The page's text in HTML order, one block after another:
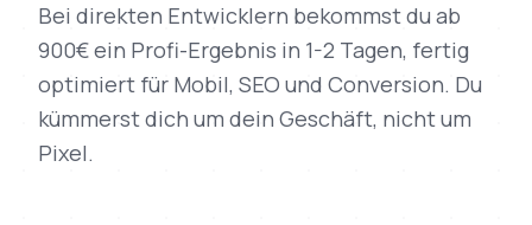
Bei direkten Entwicklern bekommst du ab
900€ ein Profi-Ergebnis in 1-2 Tagen, fertig
optimiert für Mobil, SEO und Conversion. Du
kümmerst dich um dein Geschäft, nicht um
Pixel.